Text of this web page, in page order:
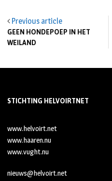
Previous article
GEEN HONDEPOEP IN HET
WEILAND
STICHTING HELVOIRTNET
www.helvoirt.net
www.haaren.nu
www.vught.nu
nieuws@helvoirt.net